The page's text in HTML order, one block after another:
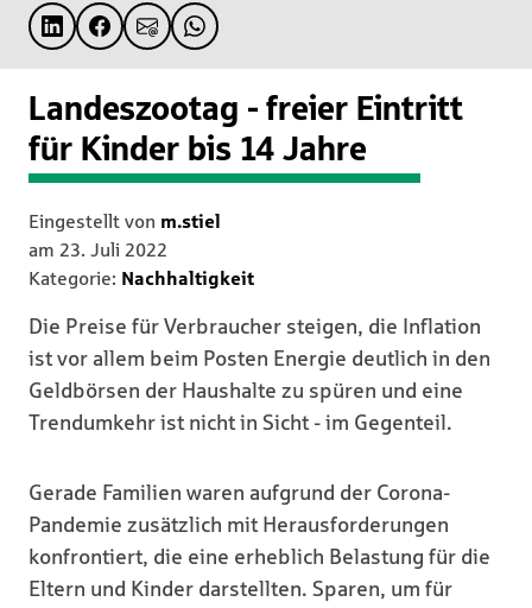
Landeszootag - freier Eintritt
für Kinder bis 14 Jahre
Eingestellt von m.stiel
am 23. Juli 2022
Kategorie: Nachhaltigkeit
Die Preise für Verbraucher steigen, die Inflation
ist vor allem beim Posten Energie deutlich in den
Geldbörsen der Haushalte zu spüren und eine
Trendumkehr ist nicht in Sicht - im Gegenteil.
Gerade Familien waren aufgrund der Corona-
Pandemie zusätzlich mit Herausforderungen
konfrontiert, die eine erheblich Belastung für die
Eltern und Kinder darstellten. Sparen, um für